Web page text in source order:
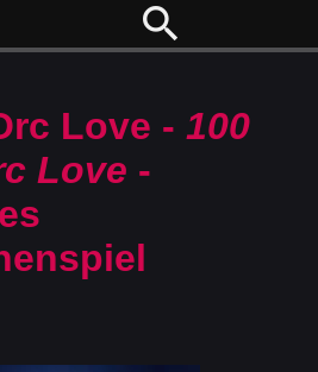
search
Love -100
Love -